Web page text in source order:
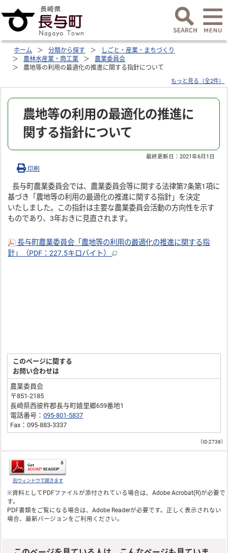
ホーム 分類から探す
しごと・産業・まちづくり
農林水産業・商工業
農業委員会
農地等の利用の最適化の推進に関する指針について
もっと見る（全2件）
農地等の利用の最適化の推進に
関する指針について
最終更新日：2021年6月1日
印刷
長与町農業委員会では、農業委員会等に関する法律第7条第1項に
基づき「農地等の利用の最適化の推進に関する指針」を決定
いたしました。この指針は主要な農業委員会活動の方向性を示す
ものであり、3年おきに見直されます。
長与町農業委員会「農地等の利用の最適化の推進に関する指
針」（PDF：227.5キロバイト）
このページに関する
お問い合わせは
農業委員会
〒851-2185
長崎県西彼杵郡長与町嬉里郷659番地1
電話番号：095-801-5837
Fax：095-883-3337
（ID:2738）
別ウィンドウで開きます
※資料としてPDFファイルが添付されている場合は、Adobe Acrobat(R)が必要で
す。
PDF書類をご覧になる場合は、Adobe Readerが必要です。正しく表示されない
場合、最新バージョンをご利用ください。